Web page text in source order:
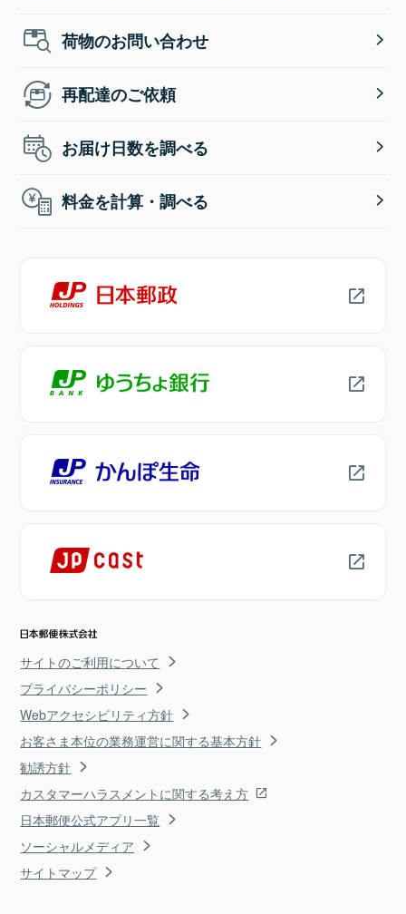
荷物のお問い合わせ
再配達のご依頼
お届け日数を調べる
料金を計算・調べる
サイトのご利用について
プライバシーポリシー
Webアクセシビリティ方針
お客さま本位の業務運営に関する基本方針
勧誘方針
カスタマーハラスメントに関する考え方
日本郵便公式アプリ一覧
ソーシャルメディア
サイトマップ